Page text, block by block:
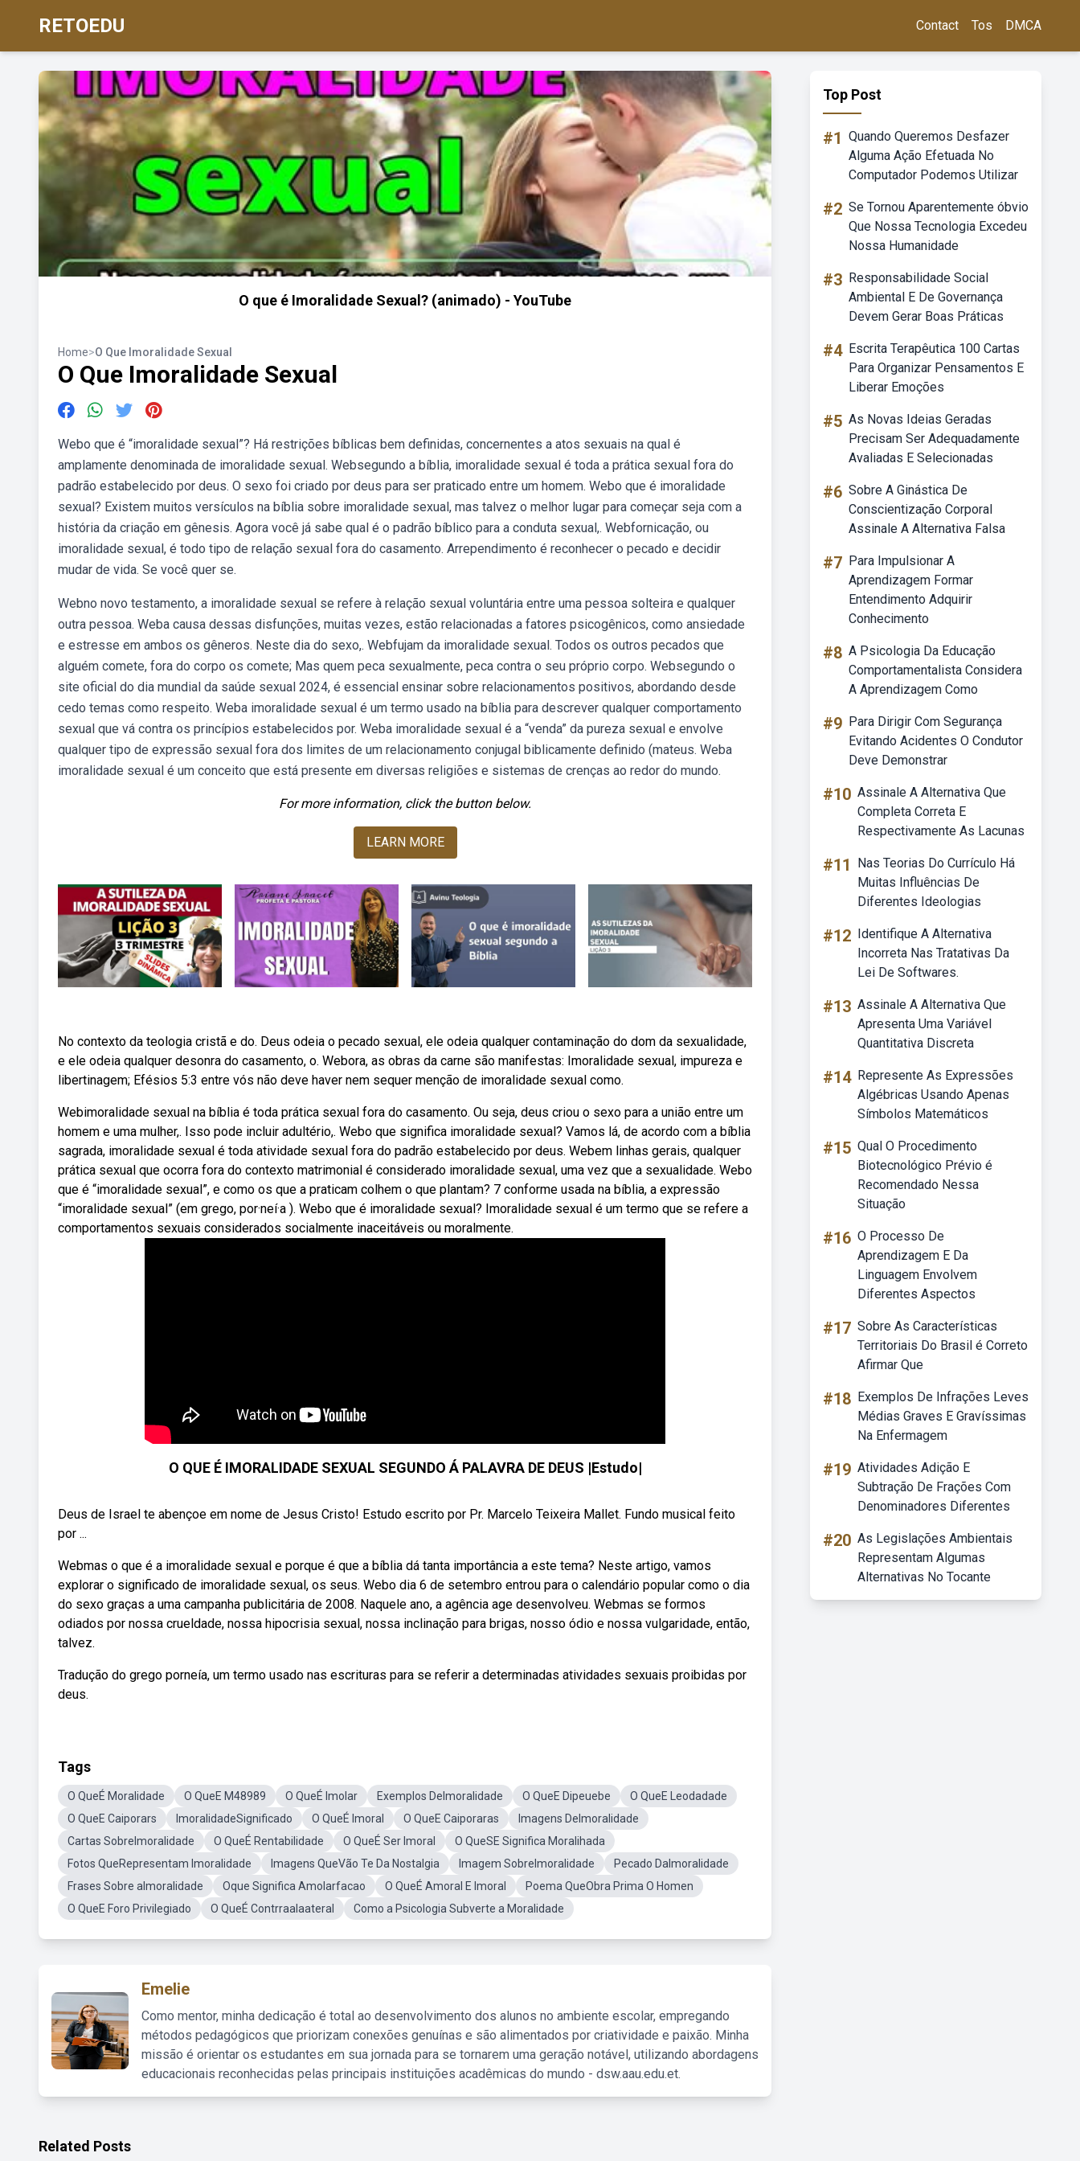
RETOEDU Contact Tos DMCA
O que é Imoralidade Sexual? (animado) - YouTube
Home>O Que Imoralidade Sexual
O Que Imoralidade Sexual
Webo que é “imoralidade sexual”? Há restrições bíblicas bem definidas, concernentes a atos sexuais na qual é
amplamente denominada de imoralidade sexual. Websegundo a bíblia, imoralidade sexual é toda a prática sexual fora do
padrão estabelecido por deus. O sexo foi criado por deus para ser praticado entre um homem. Webo que é imoralidade
sexual? Existem muitos versículos na bíblia sobre imoralidade sexual, mas talvez o melhor lugar para começar seja com a
história da criação em gênesis. Agora você já sabe qual é o padrão bíblico para a conduta sexual,. Webfornicação, ou
imoralidade sexual, é todo tipo de relação sexual fora do casamento. Arrependimento é reconhecer o pecado e decidir
mudar de vida. Se você quer se.
Webno novo testamento, a imoralidade sexual se refere à relação sexual voluntária entre uma pessoa solteira e qualquer
outra pessoa. Weba causa dessas disfunções, muitas vezes, estão relacionadas a fatores psicogênicos, como ansiedade
e estresse em ambos os gêneros. Neste dia do sexo,. Webfujam da imoralidade sexual. Todos os outros pecados que
alguém comete, fora do corpo os comete; Mas quem peca sexualmente, peca contra o seu próprio corpo. Websegundo o
site oficial do dia mundial da saúde sexual 2024, é essencial ensinar sobre relacionamentos positivos, abordando desde
cedo temas como respeito. Weba imoralidade sexual é um termo usado na bíblia para descrever qualquer comportamento
sexual que vá contra os princípios estabelecidos por. Weba imoralidade sexual é a “venda” da pureza sexual e envolve
qualquer tipo de expressão sexual fora dos limites de um relacionamento conjugal biblicamente definido (mateus. Weba
imoralidade sexual é um conceito que está presente em diversas religiões e sistemas de crenças ao redor do mundo.
For more information, click the button below.
LEARN MORE
No contexto da teologia cristã e do. Deus odeia o pecado sexual, ele odeia qualquer contaminação do dom da sexualidade,
e ele odeia qualquer desonra do casamento, o. Webora, as obras da carne são manifestas: Imoralidade sexual, impureza e
libertinagem; Efésios 5:3 entre vós não deve haver nem sequer menção de imoralidade sexual como.
Webimoralidade sexual na bíblia é toda prática sexual fora do casamento. Ou seja, deus criou o sexo para a união entre um
homem e uma mulher,. Isso pode incluir adultério,. Webo que significa imoralidade sexual? Vamos lá, de acordo com a bíblia
sagrada, imoralidade sexual é toda atividade sexual fora do padrão estabelecido por deus. Webem linhas gerais, qualquer
prática sexual que ocorra fora do contexto matrimonial é considerado imoralidade sexual, uma vez que a sexualidade. Webo
que é “imoralidade sexual”, e como os que a praticam colhem o que plantam? 7 conforme usada na bíblia, a expressão
“imoralidade sexual” (em grego, por·neí·a ). Webo que é imoralidade sexual? Imoralidade sexual é um termo que se refere a
comportamentos sexuais considerados socialmente inaceitáveis ou moralmente.
O QUE É IMORALIDADE SEXUAL SEGUNDO Á PALAVRA DE DEUS |Estudo|
Deus de Israel te abençoe em nome de Jesus Cristo! Estudo escrito por Pr. Marcelo Teixeira Mallet. Fundo musical feito
por ...
Webmas o que é a imoralidade sexual e porque é que a bíblia dá tanta importância a este tema? Neste artigo, vamos
explorar o significado de imoralidade sexual, os seus. Webo dia 6 de setembro entrou para o calendário popular como o dia
do sexo graças a uma campanha publicitária de 2008. Naquele ano, a agência age desenvolveu. Webmas se formos
odiados por nossa crueldade, nossa hipocrisia sexual, nossa inclinação para brigas, nosso ódio e nossa vulgaridade, então,
talvez.
Tradução do grego porneía, um termo usado nas escrituras para se referir a determinadas atividades sexuais proibidas por
deus.
Tags
O QueÉ Moralidade O QueE M48989 O QueÉ Imolar Exemplos DeImoralidade O QueE Dipeuebe
O QueE Leodadade
O QueE Caiporars
ImoralidadeSignificado O QueÉ Imoral O QueE Caiporaras
Imagens DeImoralidade
Cartas SobreImoralidade
O QueÉ Rentabilidade O QueÉ Ser Imoral
O QueSE Significa Moralihada
Fotos QueRepresentam Imoralidade
Imagens QueVão Te Da Nostalgia Imagem SobreImoralidade
Pecado DaImoralidade
Frases Sobre aImoralidade
Oque Significa Amolarfacao O QueÉ Amoral E Imoral
Poema QueObra Prima O Homen
O QueE Foro Privilegiado
O QueÉ Contrraalaateral Como a Psicologia Subverte a Moralidade
Emelie
Como mentor, minha dedicação é total ao desenvolvimento dos alunos no ambiente escolar, empregando
métodos pedagógicos que priorizam conexões genuínas e são alimentados por criatividade e paixão. Minha
missão é orientar os estudantes em sua jornada para se tornarem uma geração notável, utilizando abordagens
educacionais reconhecidas pelas principais instituições acadêmicas do mundo - dsw.aau.edu.et.
Top Post
#1 Quando Queremos Desfazer
Alguma Ação Efetuada No
Computador Podemos Utilizar
#2 Se Tornou Aparentemente óbvio
Que Nossa Tecnologia Excedeu
Nossa Humanidade
#3 Responsabilidade Social
Ambiental E De Governança
Devem Gerar Boas Práticas
#4 Escrita Terapêutica 100 Cartas
Para Organizar Pensamentos E
Liberar Emoções
#5 As Novas Ideias Geradas
Precisam Ser Adequadamente
Avaliadas E Selecionadas
#6 Sobre A Ginástica De
Conscientização Corporal
Assinale A Alternativa Falsa
#7 Para Impulsionar A
Aprendizagem Formar
Entendimento Adquirir
Conhecimento
#8 A Psicologia Da Educação
Comportamentalista Considera
A Aprendizagem Como
#9 Para Dirigir Com Segurança
Evitando Acidentes O Condutor
Deve Demonstrar
#10 Assinale A Alternativa Que
Completa Correta E
Respectivamente As Lacunas
#11
Nas Teorias Do Currículo Há
Muitas Influências De
Diferentes Ideologias
#12 Identifique A Alternativa
Incorreta Nas Tratativas Da
Lei De Softwares.
#13 Assinale A Alternativa Que
Apresenta Uma Variável
Quantitativa Discreta
#14 Represente As Expressões
Algébricas Usando Apenas
Símbolos Matemáticos
#15 Qual O Procedimento
Biotecnológico Prévio é
Recomendado Nessa
Situação
#16 O Processo De
Aprendizagem E Da
Linguagem Envolvem
Diferentes Aspectos
#17 Sobre As Características
Territoriais Do Brasil é Correto
Afirmar Que
#18 Exemplos De Infrações Leves
Médias Graves E Gravíssimas
Na Enfermagem
#19 Atividades Adição E
Subtração De Frações Com
Denominadores Diferentes
#20 As Legislações Ambientais
Representam Algumas
Alternativas No Tocante
Related Posts